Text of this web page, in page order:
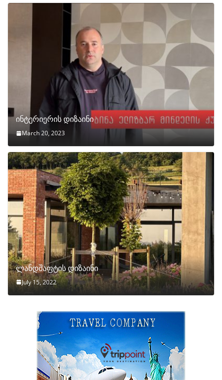
ინტერიერის დიზაინი
March 20, 2023
ლანდშაფტის დიზაინი
July 15, 2022